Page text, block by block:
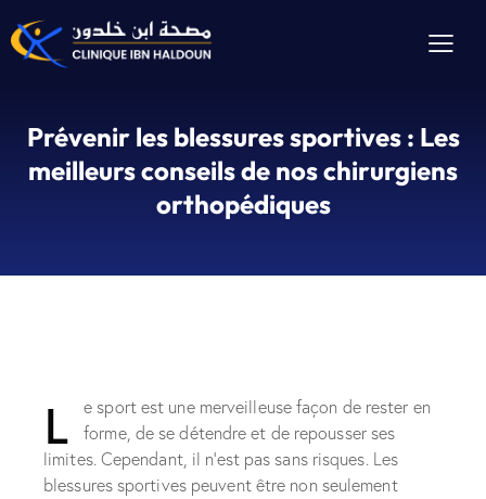
Prévenir les blessures sportives : Les
meilleurs conseils de nos chirurgiens
orthopédiques
L
e sport est une merveilleuse façon de rester en
forme, de se détendre et de repousser ses
limites. Cependant, il n’est pas sans risques. Les
blessures sportives peuvent être non seulement